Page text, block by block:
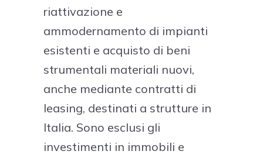
riattivazione e
ammodernamento di impianti
esistenti e acquisto di beni
strumentali materiali nuovi,
anche mediante contratti di
leasing, destinati a strutture in
Italia. Sono esclusi gli
investimenti in immobili e